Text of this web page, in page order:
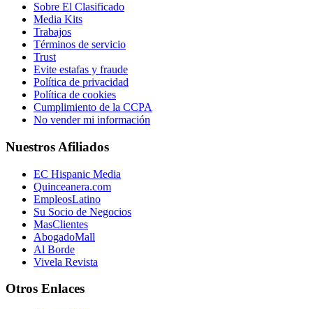
Sobre El Clasificado
Media Kits
Trabajos
Términos de servicio
Trust
Evite estafas y fraude
Política de privacidad
Política de cookies
Cumplimiento de la CCPA
No vender mi información
Nuestros Afiliados
EC Hispanic Media
Quinceanera.com
EmpleosLatino
Su Socio de Negocios
MasClientes
AbogadoMall
Al Borde
Vivela Revista
Otros Enlaces